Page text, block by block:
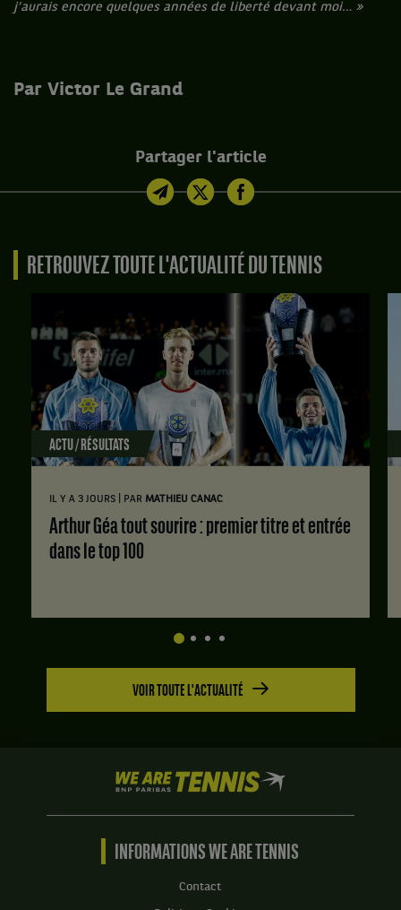
j’aurais encore quelques années de liberté devant moi… »
Par Victor Le Grand
Partager l'article
RETROUVEZ TOUTE L'ACTUALITÉ DU TENNIS
ACTU / RÉSULTATS
IL Y A 3 JOURS PAR MATHIEU CANAC
Arthur Géa tout sourire : premier titre et entrée
dans le top 100
VOIR TOUTE L'ACTUALITÉ
We
are
Tennis
BNP
Accueil
INFORMATIONS WE ARE TENNIS
Contact